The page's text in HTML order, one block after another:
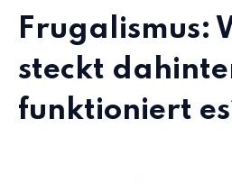
Silber
Anmelden
Frugalismus:
steckt
funktioniert